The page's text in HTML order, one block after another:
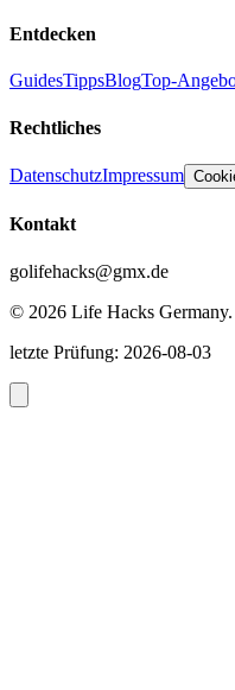
Entdecken
GuidesTippsBlogTop-
Rechtliches
DatenschutzImpressum
Kontakt
golifehacks@gmx.de
© 2026 Life Hacks Germany.
letzte Prüfung: 2026-08-03